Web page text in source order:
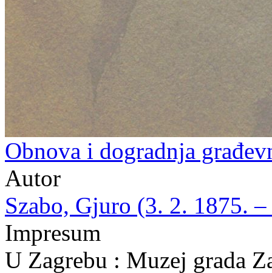
Obnova i dogradnja
Autor
Szabo, Gjuro (3. 2. 1875.
Impresum
U Zagrebu : Muzej grada